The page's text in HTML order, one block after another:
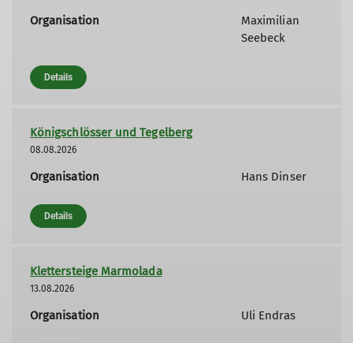
Organisation
Maximilian
Seebeck
Details
Königschlösser und Tegelberg
08.08.2026
Organisation Hans Dinser
Details
Klettersteige Marmolada
13.08.2026
Organisation Uli Endras